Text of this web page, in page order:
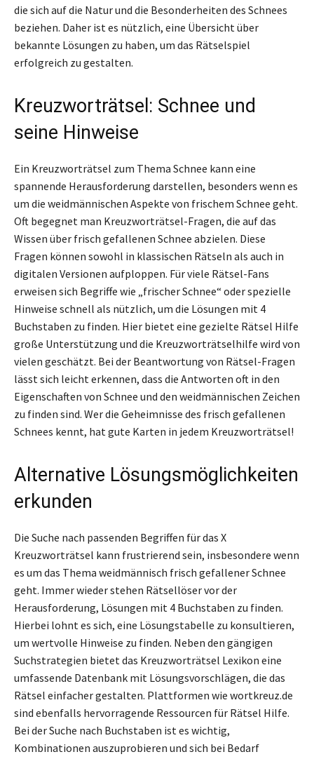
die sich auf die Natur und die Besonderheiten des Schnees
beziehen. Daher ist es nützlich, eine Übersicht über
bekannte Lösungen zu haben, um das Rätselspiel
erfolgreich zu gestalten.
Kreuzworträtsel: Schnee und
seine Hinweise
Ein Kreuzworträtsel zum Thema Schnee kann eine
spannende Herausforderung darstellen, besonders wenn es
um die weidmännischen Aspekte von frischem Schnee geht.
Oft begegnet man Kreuzworträtsel-Fragen, die auf das
Wissen über frisch gefallenen Schnee abzielen. Diese
Fragen können sowohl in klassischen Rätseln als auch in
digitalen Versionen aufploppen. Für viele Rätsel-Fans
erweisen sich Begriffe wie „frischer Schnee“ oder spezielle
Hinweise schnell als nützlich, um die Lösungen mit 4
Buchstaben zu finden. Hier bietet eine gezielte Rätsel Hilfe
große Unterstützung und die Kreuzworträtselhilfe wird von
vielen geschätzt. Bei der Beantwortung von Rätsel-Fragen
lässt sich leicht erkennen, dass die Antworten oft in den
Eigenschaften von Schnee und den weidmännischen Zeichen
zu finden sind. Wer die Geheimnisse des frisch gefallenen
Schnees kennt, hat gute Karten in jedem Kreuzworträtsel!
Alternative Lösungsmöglichkeiten
erkunden
Die Suche nach passenden Begriffen für das X
Kreuzworträtsel kann frustrierend sein, insbesondere wenn
es um das Thema weidmännisch frisch gefallener Schnee
geht. Immer wieder stehen Rätsellöser vor der
Herausforderung, Lösungen mit 4 Buchstaben zu finden.
Hierbei lohnt es sich, eine Lösungstabelle zu konsultieren,
um wertvolle Hinweise zu finden. Neben den gängigen
Suchstrategien bietet das Kreuzworträtsel Lexikon eine
umfassende Datenbank mit Lösungsvorschlägen, die das
Rätsel einfacher gestalten. Plattformen wie wortkreuz.de
sind ebenfalls hervorragende Ressourcen für Rätsel Hilfe.
Bei der Suche nach Buchstaben ist es wichtig,
Kombinationen auszuprobieren und sich bei Bedarf